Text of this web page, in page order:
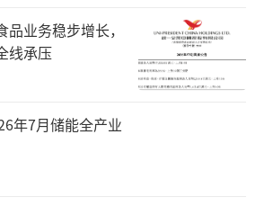
，始祖鸟从博物馆、门店建设
动的运营，快速将品牌所倡
业户外精神，融入到户外生
辄数千元一件的始祖鸟，一
，一件标价8200元的蛇年限
手市场被炒到了2万元。
业务稳步增长，
线承压
年7月储能全产业